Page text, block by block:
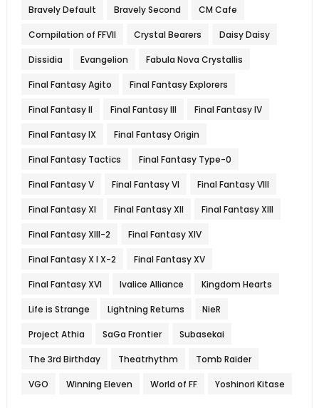
Bravely Default Bravely Second CM Cafe
Compilation of FFVII Crystal Bearers Daisy Daisy
Dissidia Evangelion Fabula Nova Crystallis
Final Fantasy Agito Final Fantasy Explorers
Final Fantasy II Final Fantasy III Final Fantasy IV
Final Fantasy IX Final Fantasy Origin
Final Fantasy Tactics Final Fantasy Type-0
Final Fantasy V Final Fantasy VI Final Fantasy VIII
Final Fantasy XI Final Fantasy XII Final Fantasy XIII
Final Fantasy XIII-2 Final Fantasy XIV
Final Fantasy X l X-2 Final Fantasy XV
Final Fantasy XVI Ivalice Alliance Kingdom Hearts
Life is Strange Lightning Returns NieR
Project Athia SaGa Frontier Subasekai
The 3rd Birthday Theatrhythm Tomb Raider
VGO Winning Eleven World of FF Yoshinori Kitase